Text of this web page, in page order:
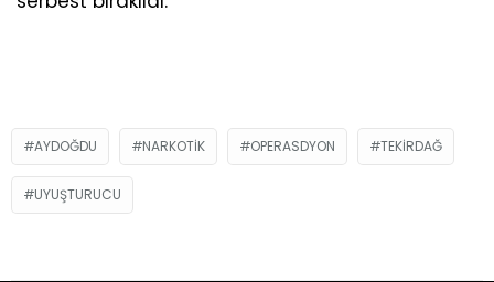
AYDOĞDU NARKOTIK OPERASDYON TEKIRDAĞ
UYUŞTURUCU